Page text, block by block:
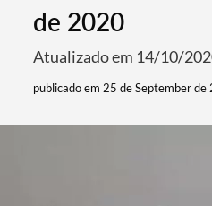
de 2020
Atualizado em 14/10/
publicado em 25 de September de